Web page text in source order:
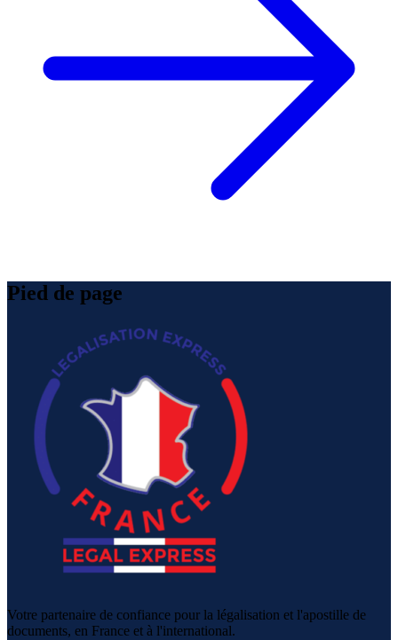
Pied de page
Votre partenaire de confiance pour la légalisation et l'apostille de
documents, en France et à l'international.